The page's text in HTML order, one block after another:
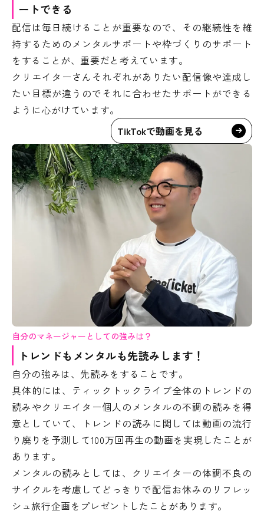
ートできる
配信は毎日続けることが重要なので、その継続性を維
持するためのメンタルサポートや枠づくりのサポート
をすることが、重要だと考えています。
クリエイターさんそれぞれがありたい配信像や達成し
たい目標が違うのでそれに合わせたサポートができる
ように心がけています。
TikTokで動画を見る
自分のマネージャーとしての強みは？
トレンドもメンタルも先読みします！
自分の強みは、先読みをすることです。
具体的には、ティックトックライブ全体のトレンドの
読みやクリエイター個人のメンタルの不調の読みを得
意としていて、トレンドの読みに関しては動画の流行
り廃りを予測して100万回再生の動画を実現したことが
あります。
メンタルの読みとしては、クリエイターの体調不良の
サイクルを考慮してどっきりで配信お休みのリフレッ
シュ旅行企画をプレゼントしたことがあります。